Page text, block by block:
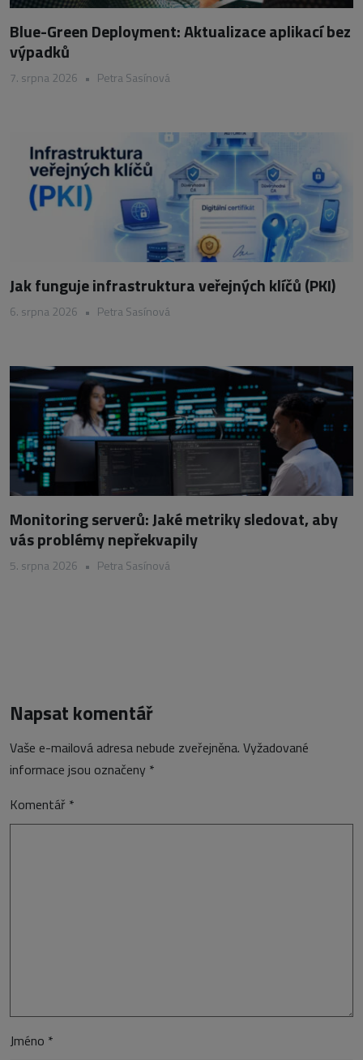
Blue-Green Deployment: Aktualizace aplikací bez
výpadků
7. srpna 2026 • Petra Sasínová
Jak funguje infrastruktura veřejných klíčů (PKI)
6. srpna 2026 • Petra Sasínová
Monitoring serverů: Jaké metriky sledovat, aby
vás problémy nepřekvapily
5. srpna 2026 • Petra Sasínová
Napsat komentář
Vaše e-mailová adresa nebude zveřejněna. Vyžadované
informace jsou označeny *
Komentář *
Jméno *